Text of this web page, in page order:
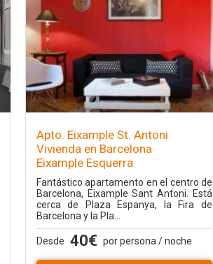
Apto. Eixample St. Antoni
Vivienda en Barcelona
Eixample Esquerra
Fantástico apartamento en el centro de
Barcelona, Eixample Sant Antoni. Está
cerca de Plaza Espanya, la Fira de
Barcelona y la Pla...
Desde 40€ por persona / noche